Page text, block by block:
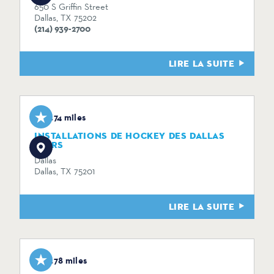
650 S Griffin Street
Dallas, TX 75202
(214) 939-2700
LIRE LA SUITE
3.74 miles
INSTALLATIONS DE HOCKEY DES DALLAS
STARS
Dallas
Dallas, TX 75201
LIRE LA SUITE
3.78 miles